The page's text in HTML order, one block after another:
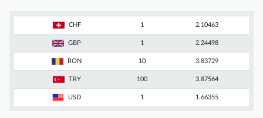
CHF 1 2.10463
GBP 1 2.24498
RON 10 3.83729
TRY 100 3.87564
USD 1 1.66355